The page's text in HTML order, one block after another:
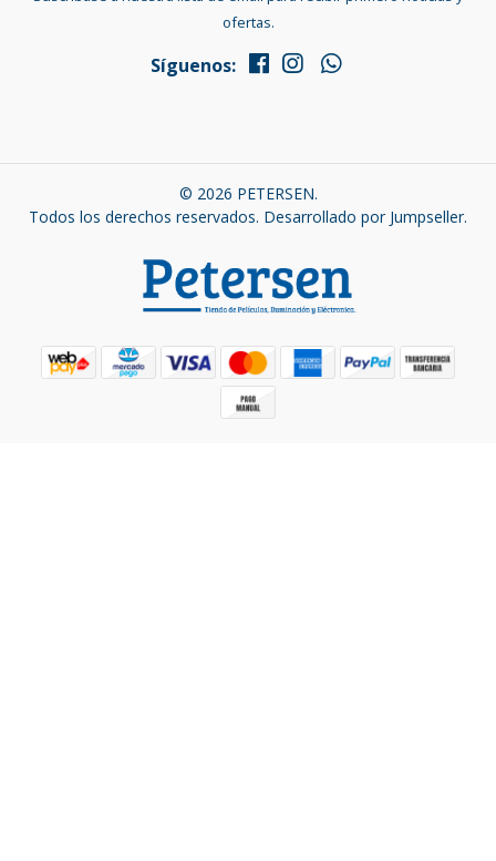
ofertas.
Síguenos:
© 2026 PETERSEN.
Todos los derechos reservados. Desarrollado por Jumpseller.